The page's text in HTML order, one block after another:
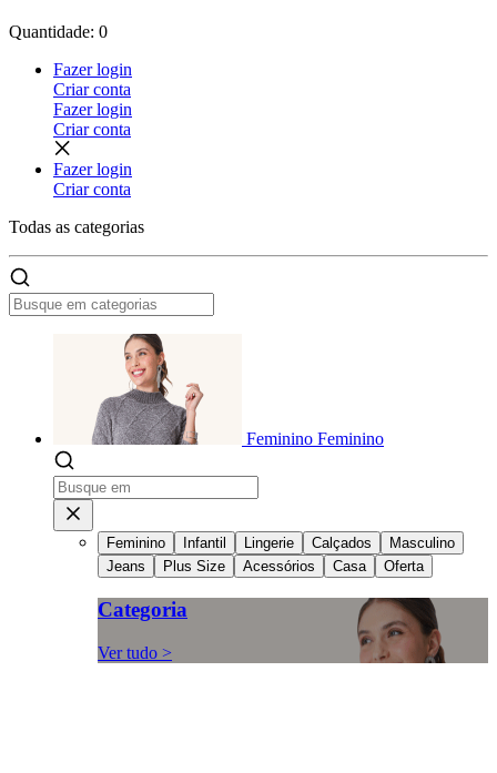
Quantidade: 0
Fazer login
Criar conta
Fazer login
Criar conta
Fazer login
Criar conta
Todas as categorias
Feminino Feminino
Feminino Infantil Lingerie Calçados
Masculino
Jeans
Plus Size Acessórios Casa Oferta
Categoria
Ver tudo >